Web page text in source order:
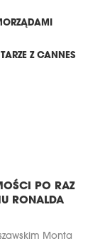
Z CANNES
PO RAZ
RONALDA
Monta